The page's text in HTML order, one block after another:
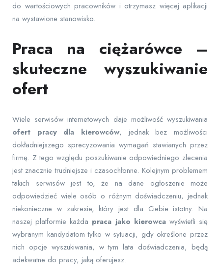
do wartościowych pracowników i otrzymasz więcej aplikacji
na wystawione stanowisko.
Praca na ciężarówce –
skuteczne wyszukiwanie
ofert
Wiele serwisów internetowych daje możliwość wyszukiwania
ofert pracy dla kierowców, jednak bez możliwości
dokładniejszego sprecyzowania wymagań stawianych przez
firmę. Z tego względu poszukiwanie odpowiedniego zlecenia
jest znacznie trudniejsze i czasochłonne. Kolejnym problemem
takich serwisów jest to, że na dane ogłoszenie może
odpowiedzieć wiele osób o różnym doświadczeniu, jednak
niekonieczne w zakresie, który jest dla Ciebie istotny. Na
naszej platformie każda praca jako kierowca wyświetli się
wybranym kandydatom tylko w sytuacji, gdy określone przez
nich opcje wyszukiwania, w tym lata doświadczenia, będą
adekwatne do pracy, jaką oferujesz.